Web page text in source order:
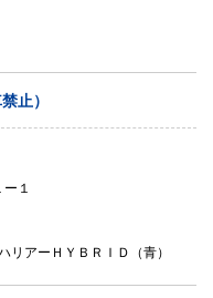
止）
１
アーＨＹＢＲＩＤ（青）